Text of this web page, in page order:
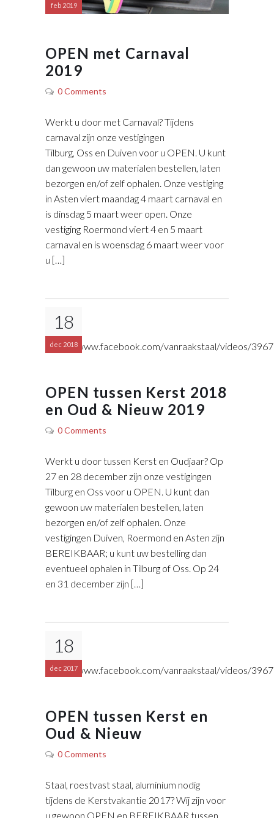
feb 2019
OPEN met Carnaval
2019
0 Comments
Werkt u door met Carnaval? Tijdens
carnaval zijn onze vestigingen
Tilburg, Oss en Duiven voor u OPEN. U kunt
dan gewoon uw materialen bestellen, laten
bezorgen en/of zelf ophalen. Onze vestiging
in Asten viert maandag 4 maart carnaval en
is dinsdag 5 maart weer open. Onze
vestiging Roermond viert 4 en 5 maart
carnaval en is woensdag 6 maart weer voor
u […]
https://www.facebook.com/vanraakstaal/videos/
18
dec 2018
OPEN tussen Kerst 2018
en Oud & Nieuw 2019
0 Comments
Werkt u door tussen Kerst en Oudjaar? Op
27 en 28 december zijn onze vestigingen
Tilburg en Oss voor u OPEN. U kunt dan
gewoon uw materialen bestellen, laten
bezorgen en/of zelf ophalen. Onze
vestigingen Duiven, Roermond en Asten zijn
BEREIKBAAR; u kunt uw bestelling dan
eventueel ophalen in Tilburg of Oss. Op 24
en 31 december zijn […]
https://www.facebook.com/vanraakstaal/videos/
18
dec 2017
OPEN tussen Kerst en
Oud & Nieuw
0 Comments
Staal, roestvast staal, aluminium nodig
tijdens de Kerstvakantie 2017? Wij zijn voor
u gewoon OPEN en BEREIKBAAR tussen